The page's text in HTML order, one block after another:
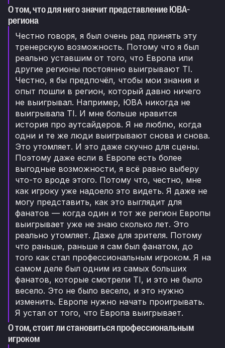
О том, что для него значит представление ЮВА-
региона
Честно говоря, я был очень рад принять эту
тренерскую возможность. Потому что я был
реально уставшим от того, что Европа или
другие регионы постоянно выигрывают TI.
Честно, я бы предпочёл, чтобы мои знания и
опыт пошли в регион, который давно ничего
не выигрывал. Например, ЮВА никогда не
выигрывала TI. И мне больше нравится
история про аутсайдеров. Я не люблю, когда
одни и те же люди выигрывают снова и снова.
Это утомляет. И это даже скучно для сцены.
Поэтому даже если в Европе есть более
выгодные возможности, я всё равно выберу
что-то вроде этого. Потому что, честно, мне
как игроку уже надоело это видеть. Я даже не
могу представить, как это выглядит для
фанатов — когда один и тот же регион Европы
выигрывает уже не знаю сколько лет. Это
реально утомляет. Даже для зрителя. Потому
что раньше, раньше я сам был фанатом, до
того как стал профессиональным игроком. Я на
самом деле был одним из самых больших
фанатов, которые смотрели TI, и это не было
весело. Это не было весело, и это нужно
изменить. Европе нужно начать проигрывать.
Я устал от того, что Европа выигрывает.
О том, стоит ли становиться профессиональным
игроком